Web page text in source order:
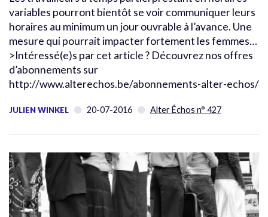
variables pourront bientôt se voir communiquer leurs
horaires au minimum un jour ouvrable à l’avance. Une
mesure qui pourrait impacter fortement les femmes…
>Intéressé(e)s par cet article ? Découvrez nos offres
d’abonnements sur
http://www.alterechos.be/abonnements-alter-echos/
JULIEN WINKEL 20-07-2016 Alter Échos n° 427